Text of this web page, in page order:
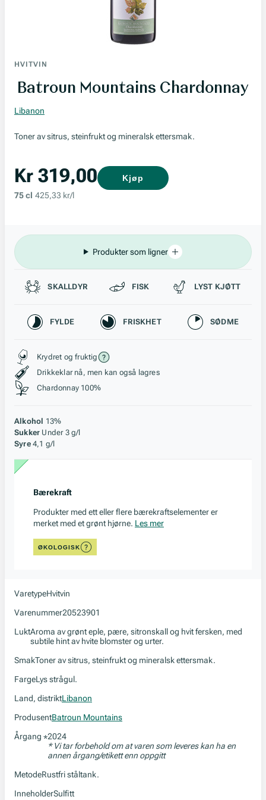
HVITVIN
Batroun Mountains Chardonnay
Libanon
Toner av sitrus, steinfrukt og mineralsk ettersmak.
Kr 319,00
75 cl 425,33 kr/l
Kjøp
Produkter som ligner
Passer til
SKALLDYR FISK LYST KJØTT
Karakteristikk
FYLDE FRISKHET SØDME
Stil, lagring og råstoff
Krydret og fruktig
Drikkeklar nå, men kan også lagres
Chardonnay 100%
Alkohol 13%
Sukker Under 3 g/l
Syre 4,1 g/l
Bærekraft
Produkter med ett eller flere bærekraftselementer er
merket med et grønt hjørne. Les mer
ØKOLOGISK
VaretypeHvitvin
Varenummer20523901
LuktAroma av grønt eple, pære, sitronskall og hvit fersken, med
subtile hint av hvite blomster og urter.
SmakToner av sitrus, steinfrukt og mineralsk ettersmak.
FargeLys strågul.
Land, distriktLibanon
ProdusentBatroun Mountains
Årgang *2024
* Vi tar forbehold om at varen som leveres kan ha en
annen årgang/etikett enn oppgitt
MetodeRustfri ståltank.
InneholderSulfitt